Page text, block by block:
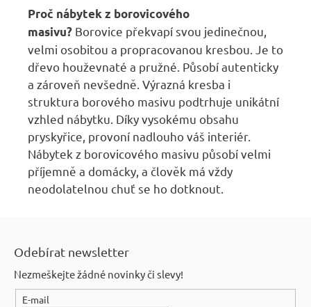
Proč nábytek z borovicového
masivu? Borovice překvapí svou jedinečnou,
velmi osobitou a propracovanou kresbou. Je to
dřevo houževnaté a pružné. Působí autenticky
a zároveň nevšedně. Výrazná kresba i
struktura borového masivu podtrhuje unikátní
vzhled nábytku. Díky vysokému obsahu
pryskyřice, provoní nadlouho váš interiér.
Nábytek z borovicového masivu působí velmi
příjemně a domácky, a člověk má vždy
neodolatelnou chuť se ho dotknout.
Odebírat newsletter
Nezmeškejte žádné novinky či slevy!
E-mail